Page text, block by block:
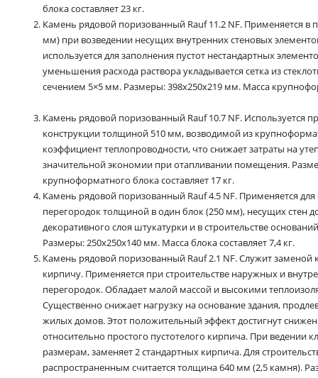
блока составляет 23 кг.
Камень рядовой поризованный Rauf 11.2 NF. Применяется в
мм) при возведении несущих внутренних стеновых
используется для заполнения пустот нестандартных
уменьшения расхода раствора укладывается сетка из
сечением 5×5 мм. Размеры: 398x250x219 мм. Масса
Камень рядовой поризованный Rauf 10.7 NF. Используется
конструкции толщиной 510 мм, возводимой из
коэффициент теплопроводности, что снижает затраты на
значительной экономии при отапливании помещения.
крупноформатного блока составляет 17 кг.
Камень рядовой поризованный Rauf 4.5 NF. Применяется
перегородок толщиной в один блок (250 мм), несущих стен
декоративного слоя штукатурки и в строительстве
Размеры: 250x250x140 мм. Масса блока составляет 7,4 кг.
Камень рядовой поризованный Rauf 2.1 NF. Служит заменой
кирпичу. Применяется при строительстве наружных и
перегородок. Обладает малой массой и высокими
Существенно снижает нагрузку на основание здания,
жилых домов. Этот положительный эффект достигнут
относительно простого пустотелого кирпича. При ведении
размерам, заменяет 2 стандартных кирпича. Для
распространенным считается толщина 640 мм (2,5 камня).